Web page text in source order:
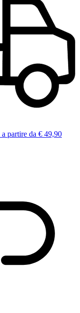
a partire da € 49,90